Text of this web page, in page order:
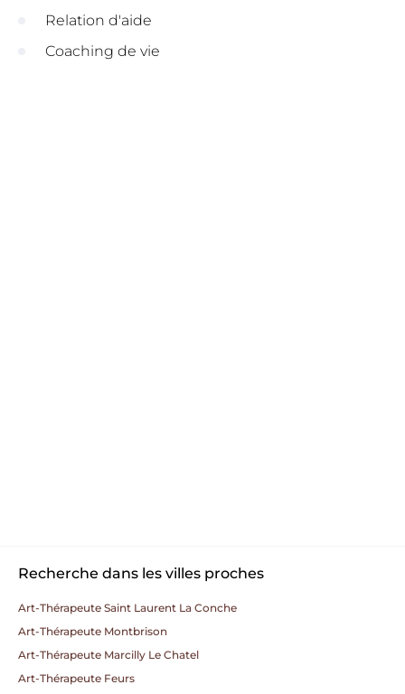
Relation d'aide
Coaching de vie
Recherche dans les villes proches
Art-Thérapeute Saint Laurent La Conche
Art-Thérapeute Montbrison
Art-Thérapeute Marcilly Le Chatel
Art-Thérapeute Feurs